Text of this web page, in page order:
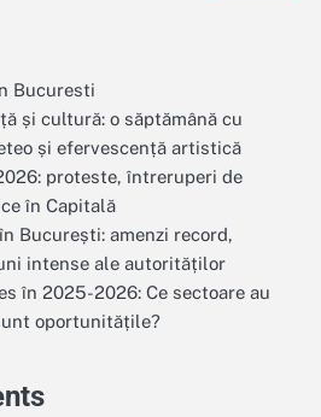
Bucuresti
și cultură: o săptămână cu
și efervescență artistică
proteste, întreruperi de
în Capitală
București: amenzi record,
intense ale autorităților
în 2025-2026: Ce sectoare au
oportunitățile?